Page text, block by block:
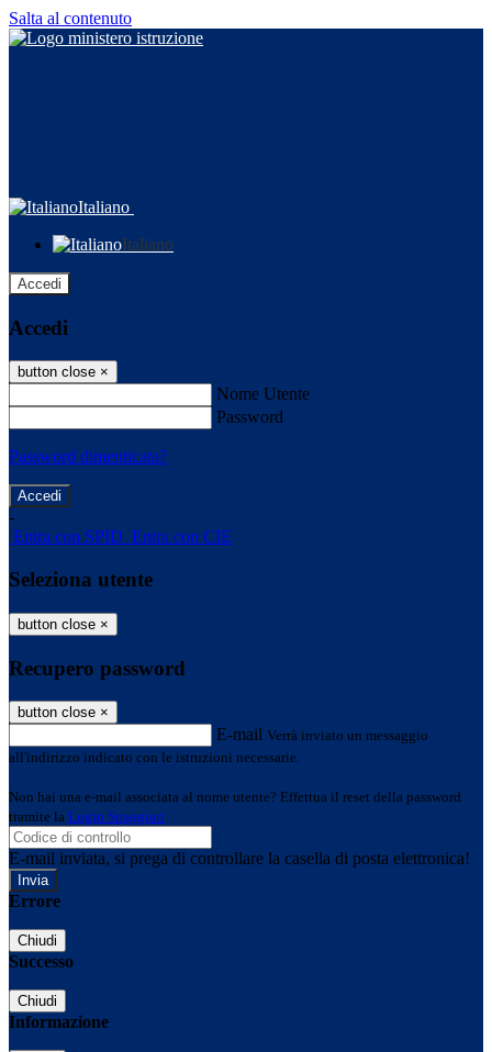
Salta al contenuto
Italiano
Italiano
Accedi
Accedi
button close ×
Nome Utente
Password
Password dimenticata?
-
Entra con SPID Entra con CIE
Seleziona utente
button close ×
Recupero password
button close ×
E-mail Verrà inviato un messaggio
all'indirizzo indicato con le istruzioni necessarie.
Non hai una e-mail associata al nome utente? Effettua il reset della password
tramite la Login Spaggiari
E-mail inviata, si prega di controllare la casella di posta elettronica!
Errore
Chiudi
Successo
Chiudi
Informazione